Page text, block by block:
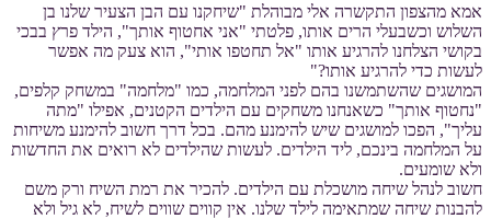
אמא מהצפון התקשרה אלי מבוהלת "שיחקנו עם הבן הצעיר שלנו בן
השלוש וכשבעלי הרים אותו, פלטתי "אני אחטוף אותך", הילד פרץ בבכי
בקושי הצלחנו להרגיע אותו "אל תחטפו אותי", הוא צעק מה אפשר
לעשות כדי להרגיע אותו?"
המושגים שהשתמשנו בהם לפני המלחמה, כמו "מלחמה" במשחק קלפים,
"נחטוף אותך" כשאנחנו משחקים עם הילדים הקטנים, אפילו "מתה
עליך", הפכו למושגים שיש להימנע מהם. בכל דרך חשוב להימנע משיחות
על המלחמה בינכם, ליד הילדים. לעשות שהילדים לא רואים את החדשות
ולא שומעים.
חשוב לנהל שיחה מושכלת עם הילדים. להכיר את רמת השיח ורק משם
להבנות שיחה שמתאימה לילד שלנו. אין קווים שווים לשיח, לא גיל ולא